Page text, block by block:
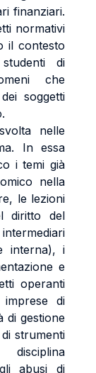
finanziari.
normativi
il contesto
di
che
soggetti
nelle
In essa
i temi già
nella
le lezioni
diritto del
interna), i
e
operanti
di
di gestione
strumenti
abusi di